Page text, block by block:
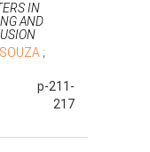
IN
AND
;
p-211-
217